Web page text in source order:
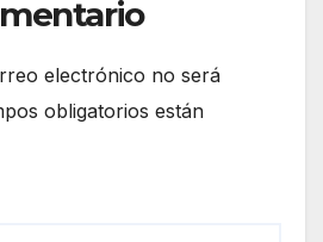
electrónico no será
obligatorios están